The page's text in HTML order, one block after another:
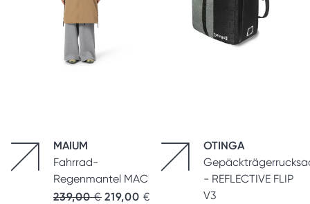
MAIUM
Fahrrad-
Regenmantel MAC
239,00€ 219,00 €
OTINGA
- REFLECTIVE FLIP
V3